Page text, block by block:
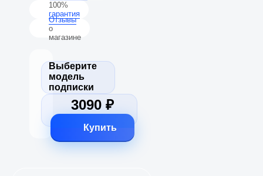
100%
гарантия
Отзывы
о
магазине
Выберите
модель
подписки
PRO - 1 Месяц l
Ссылкой l Без
3090 ₽
Купить